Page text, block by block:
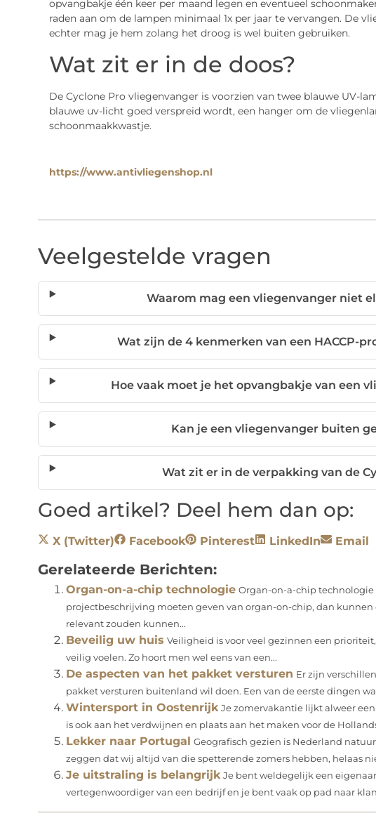
opvangbakje één keer per maand legen en eventueel
raden aan om de lampen minimaal 1x per jaar te vervangen. De
echter mag je hem zolang het droog is wel buiten gebruiken.
Wat zit er in de doos?
De Cyclone Pro vliegenvanger is voorzien van twee blauwe UV-
blauwe uv-licht goed verspreid wordt, een hanger om de
schoonmaakkwastje.
https://www.antivliegenshop.nl
Veelgestelde vragen
Waarom mag een vliegenvanger niet
Wat zijn de 4 kenmerken van een HACCP-
Hoe vaak moet je het opvangbakje van een
Kan je een vliegenvanger buiten
Wat zit er in de verpakking van de
Goed artikel? Deel hem dan op:
X (Twitter) Facebook Pinterest LinkedIn Email
Gerelateerde Berichten:
Organ-on-a-chip technologie Organ-on-a-chip technologie
projectbeschrijving moeten geven van organ-on-chip, dan
relevant zouden kunnen...
Beveilig uw huis Veiligheid is voor veel gezinnen een
veilig voelen. Zo hoort men wel eens van een...
De aspecten van het pakket versturen Er zijn
pakket versturen buitenland wil doen. Een van de eerste dingen
Wintersport in Oostenrijk Je zomervakantie lijkt alweer
is ook aan het verdwijnen en plaats aan het maken voor de
Lekker naar Portugal
Geografisch gezien is Nederland
zeggen dat wij altijd van die spetterende zomers hebben, helaas
Je uitstraling is belangrijk Je bent weldegelijk een
vertegenwoordiger van een bedrijf en je bent vaak op pad naar